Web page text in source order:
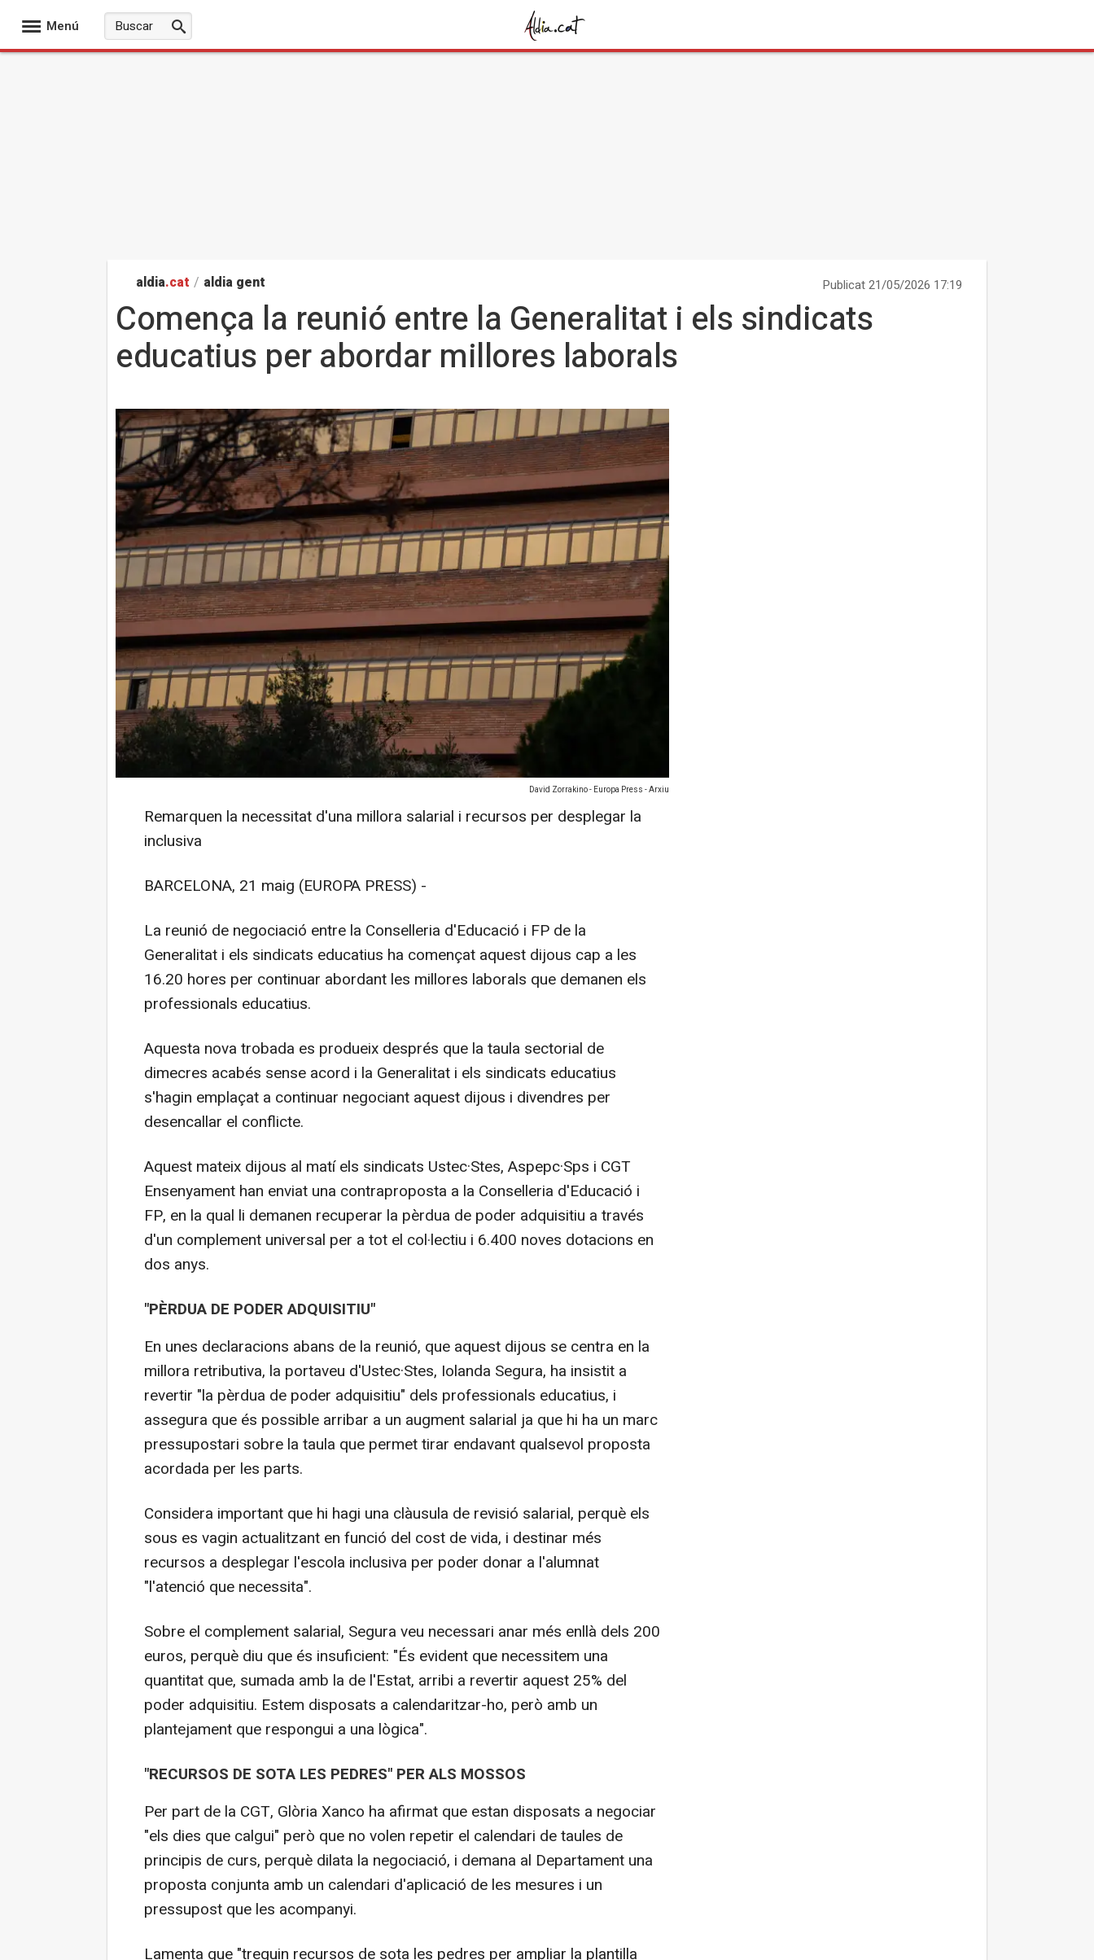
Menú
aldia.cat / aldia gent Publicat 21/05/2026 17:19
Comença la reunió entre la Generalitat i els sindicats
educatius per abordar millores laborals
David Zorrakino - Europa Press - Arxiu
Remarquen la necessitat d'una millora salarial i recursos per desplegar la
inclusiva
BARCELONA, 21 maig (EUROPA PRESS) -
La reunió de negociació entre la Conselleria d'Educació i FP de la
Generalitat i els sindicats educatius ha començat aquest dijous cap a les
16.20 hores per continuar abordant les millores laborals que demanen els
professionals educatius.
Aquesta nova trobada es produeix després que la taula sectorial de
dimecres acabés sense acord i la Generalitat i els sindicats educatius
s'hagin emplaçat a continuar negociant aquest dijous i divendres per
desencallar el conflicte.
Aquest mateix dijous al matí els sindicats Ustec·Stes, Aspepc·Sps i CGT
Ensenyament han enviat una contraproposta a la Conselleria d'Educació i
FP, en la qual li demanen recuperar la pèrdua de poder adquisitiu a través
d'un complement universal per a tot el col·lectiu i 6.400 noves dotacions en
dos anys.
"PÈRDUA DE PODER ADQUISITIU"
En unes declaracions abans de la reunió, que aquest dijous se centra en la
millora retributiva, la portaveu d'Ustec·Stes, Iolanda Segura, ha insistit a
revertir "la pèrdua de poder adquisitiu" dels professionals educatius, i
assegura que és possible arribar a un augment salarial ja que hi ha un marc
pressupostari sobre la taula que permet tirar endavant qualsevol proposta
acordada per les parts.
Considera important que hi hagi una clàusula de revisió salarial, perquè els
sous es vagin actualitzant en funció del cost de vida, i destinar més
recursos a desplegar l'escola inclusiva per poder donar a l'alumnat
"l'atenció que necessita".
Sobre el complement salarial, Segura veu necessari anar més enllà dels 200
euros, perquè diu que és insuficient: "És evident que necessitem una
quantitat que, sumada amb la de l'Estat, arribi a revertir aquest 25% del
poder adquisitiu. Estem disposats a calendaritzar-ho, però amb un
plantejament que respongui a una lògica".
"RECURSOS DE SOTA LES PEDRES" PER ALS MOSSOS
Per part de la CGT, Glòria Xanco ha afirmat que estan disposats a negociar
"els dies que calgui" però que no volen repetir el calendari de taules de
principis de curs, perquè dilata la negociació, i demana al Departament una
proposta conjunta amb un calendari d'aplicació de les mesures i un
pressupost que les acompanyi.
Lamenta que "treguin recursos de sota les pedres per ampliar la plantilla